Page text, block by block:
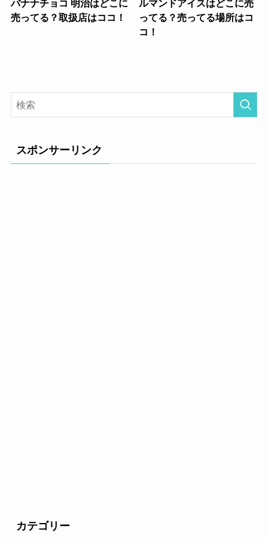
バナナチョコ 明治はどこに
売ってる？取扱店はココ！
ルマンドアイスはどこに売
ってる？売ってる場所はコ
コ！
スポンサーリンク
カテゴリー